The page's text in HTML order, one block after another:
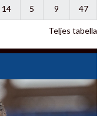
14 5 9 47
Teljes tabella